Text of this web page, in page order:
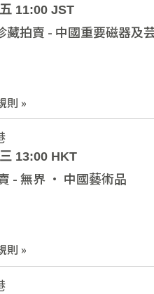
11:00 JST
藏拍賣 - 中國重要磁器及
則 »
13:00 HKT
- 無界 · 中國藝術品
則 »